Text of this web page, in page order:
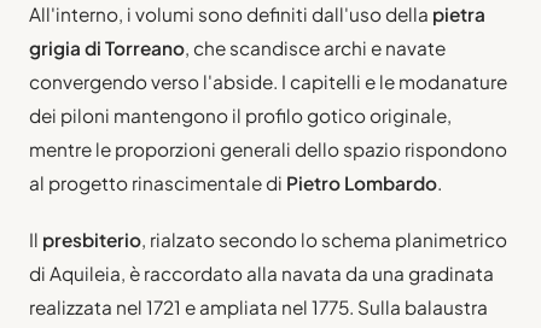
All'interno, i volumi sono definiti dall'uso della pietra
grigia di Torreano, che scandisce archi e navate
convergendo verso l'abside. I capitelli e le modanature
dei piloni mantengono il profilo gotico originale,
mentre le proporzioni generali dello spazio rispondono
al progetto rinascimentale di Pietro Lombardo.
Il presbiterio, rialzato secondo lo schema planimetrico
di Aquileia, è raccordato alla navata da una gradinata
realizzata nel 1721 e ampliata nel 1775. Sulla balaustra